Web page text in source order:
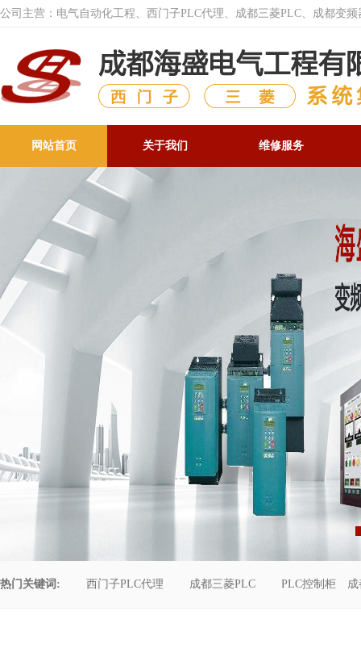
公司主营：电气自动化工程、西门子PLC代理、成都三菱PLC、成都变
网站首页 关于我们 维修服务
热门关键词: 西门子PLC代理 成都三菱PLC PLC控制柜